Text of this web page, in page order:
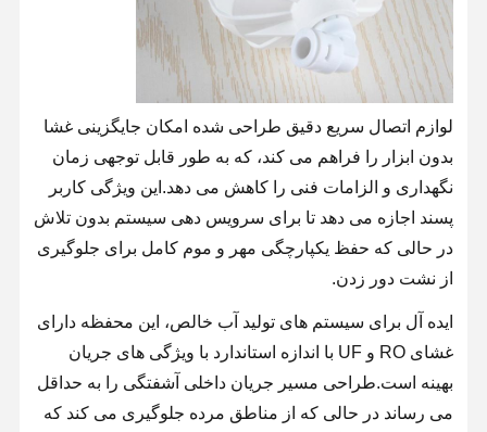
خونه محصولات ویدیو درباره ما
لوازم اتصال سریع دقیق طراحی شده امکان جایگزینی غشا
بدون ابزار را فراهم می کند، که به طور قابل توجهی زمان
نگهداری و الزامات فنی را کاهش می دهد.این ویژگی کاربر
پسند اجازه می دهد تا برای سرویس دهی سیستم بدون تلاش
در حالی که حفظ یکپارچگی مهر و موم کامل برای جلوگیری
از نشت دور زدن.
ایده آل برای سیستم های تولید آب خالص، این محفظه دارای
غشای RO و UF با اندازه استاندارد با ویژگی های جریان
بهینه است.طراحی مسیر جریان داخلی آشفتگی را به حداقل
می رساند در حالی که از مناطق مرده جلوگیری می کند که